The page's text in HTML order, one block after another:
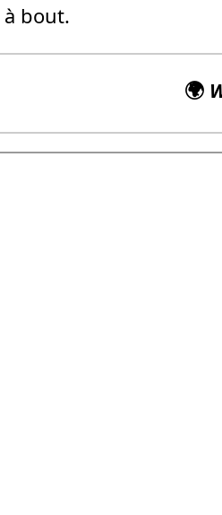
bout.
🌍